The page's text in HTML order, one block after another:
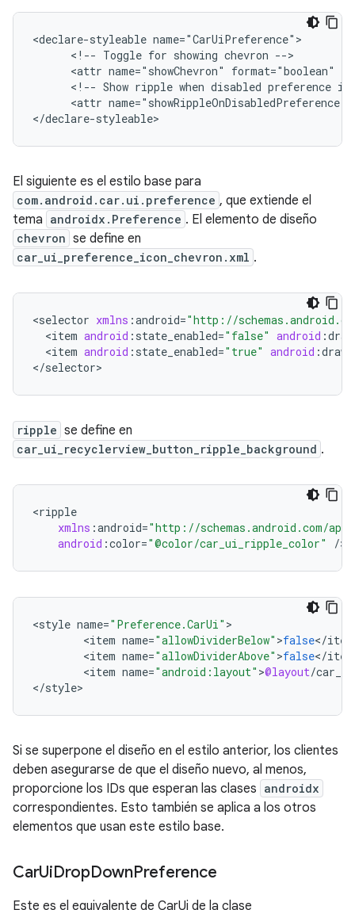
<declare-styleable name="CarUiPreference">
      <!-- Toggle for showing chevron -->
      <attr name="showChevron" format="boolean" />
<!-- Show ripple when disabled preference is
<attr name="showRippleOnDisabledPreference"
</declare-styleable>
El siguiente es el estilo base para
com.android.car.ui.preference , que extiende el
tema androidx.Preference . El elemento de diseño
chevron se define en
car_ui_preference_icon_chevron.xml .
<selector xmlns :android="http://
<item android : state_enabled="false" android :
<item android : state_enabled="true" android :
</selector>
ripple se define en
car_ui_recyclerview_button_ripple_background .
<ripple
xmlns :android="http://schemas.android.com/
android :color="@color/car_ui_ripple_color" />
<style name="Preference.CarUi"
<item name="allowDividerBelow" >false</item
<item name="allowDividerAbove" >false</item
<item name="android:layout" >@layout/
</style>
Si se superpone el diseño en el estilo anterior, los clientes
deben asegurarse de que el diseño nuevo, al menos,
proporcione los IDs que esperan las clases androidx
correspondientes. Esto también se aplica a los otros
elementos que usan este estilo base.
CarUiDropDownPreference
Este es el equivalente de CarUi de la clase